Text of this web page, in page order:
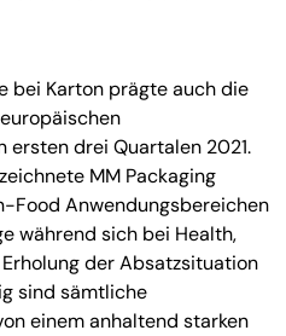
bei Karton prägte auch die
drei Quartalen 2021.
MM Packaging
Food Anwendungsbereichen
während sich bei Health,
der Absatzsituation
sind sämtliche
einem anhaltend starken